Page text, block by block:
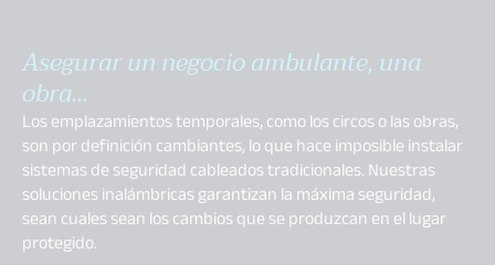
Asegurar un negocio ambulante, una
obra...
Los emplazamientos temporales, como los circos o las obras,
son por definición cambiantes, lo que hace imposible instalar
sistemas de seguridad cableados tradicionales. Nuestras
soluciones inalámbricas garantizan la máxima seguridad,
sean cuales sean los cambios que se produzcan en el lugar
protegido.